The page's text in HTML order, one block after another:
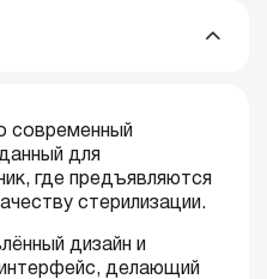
современный
для
где предъявляются
стерилизации.
дизайн и
делающий